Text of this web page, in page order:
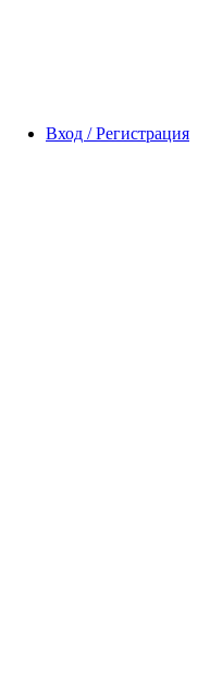
Вход / Регистрация